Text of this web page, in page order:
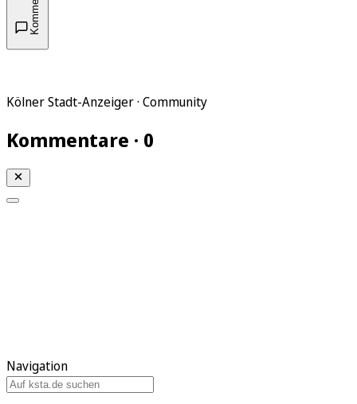
Kölner Stadt-Anzeiger · Community
Kommentare · 0
Navigation